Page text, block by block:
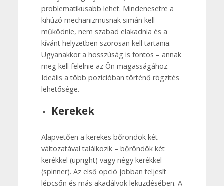
problematikusabb lehet. Mindenesetre a
kihúzó mechanizmusnak simán kell
működnie, nem szabad elakadnia és a
kívánt helyzetben szorosan kell tartania.
Ugyanakkor a hosszúság is fontos – annak
meg kell felelnie az Ön magasságához.
Ideális a több pozícióban történő rögzítés
lehetősége.
Kerekek
Alapvetően a kerekes bőröndök két
változatával találkozik – bőröndök két
kerékkel (upright) vagy négy kerékkel
(spinner). Az első opció jobban teljesít
lépcsőn és más akadályok leküzdésében. A